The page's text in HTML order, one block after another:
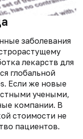
заболевания
лекарств для
глобальной
Если же новые
учеными,
компании. В
стоимости не
пациентов.